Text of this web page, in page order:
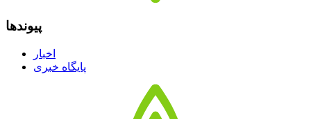
پیوندها
اخبار
پایگاه خبری